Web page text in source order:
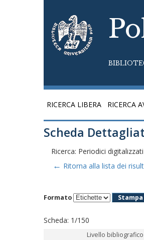
RICERCA LIBERA RICERCA
Scheda
Ricerca: Periodici
← Ritorna alla lista dei
Formato Stampa
Scheda: 1/150
Livello bibliografico